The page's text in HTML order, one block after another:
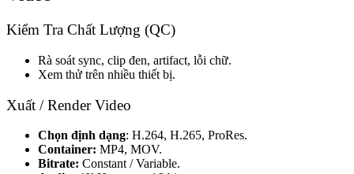
Kiểm Tra Chất Lượng (QC)
Rà soát sync, clip đen, artifact, lỗi chữ.
Xem thử trên nhiều thiết bị.
Xuất / Render Video
Chọn định dạng: H.264, H.265, ProRes.
Container: MP4, MOV.
Bitrate: Constant / Variable.